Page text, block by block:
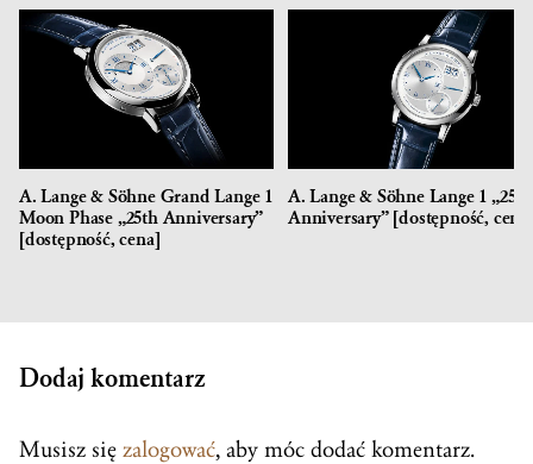
A. Lange & Söhne Grand Lange 1
Moon Phase „25th Anniversary”
[dostępność, cena]
A. Lange & Söhne Lange 1 „25th
Anniversary” [dostępność, cena]
Dodaj komentarz
Musisz się zalogować, aby móc dodać komentarz.